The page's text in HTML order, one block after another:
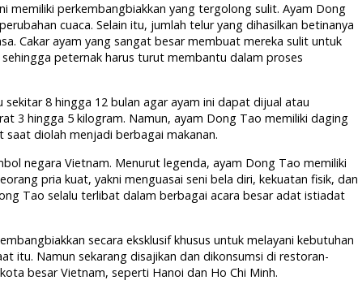
memiliki perkembangbiakkan yang tergolong sulit. Ayam Dong
cuaca. Selain itu, jumlah telur yang dihasilkan betinanya
Cakar ayam yang sangat besar membuat mereka sulit untuk
peternak harus turut membantu dalam proses
8 hingga 12 bulan agar ayam ini dapat dijual atau
3 hingga 5 kilogram. Namun, ayam Dong Tao memiliki daging
saat diolah menjadi berbagai makanan.
negara Vietnam. Menurut legenda, ayam Dong Tao memiliki
pria kuat, yakni menguasai seni bela diri, kekuatan fisik, dan
Tao selalu terlibat dalam berbagai acara besar adat istiadat
secara eksklusif khusus untuk melayani kebutuhan
itu. Namun sekarang disajikan dan dikonsumsi di restoran-
besar Vietnam, seperti Hanoi dan Ho Chi Minh.